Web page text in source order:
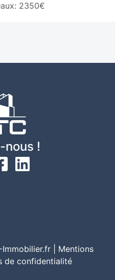
2350€
nous !
| Mentions
de confidentialité